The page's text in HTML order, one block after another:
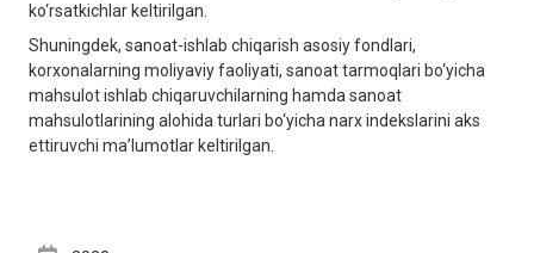
ko‘rsatkichlar keltirilgan.
Shuningdek, sanoat-ishlab chiqarish asosiy fondlari,
korxonalarning moliyaviy faoliyati, sanoat tarmoqlari bo‘yicha
mahsulot ishlab chiqaruvchilarning hamda sanoat
mahsulotlarining alohida turlari bo‘yicha narx indekslarini aks
ettiruvchi ma’lumotlar keltirilgan.